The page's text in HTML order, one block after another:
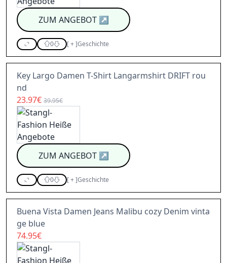
ZUM ANGEBOT↗
0 [+]Geschichte
Key Largo Damen T-Shirt Langarmshirt DRIFT rou
nd
23.97€ 39.95€
ZUM ANGEBOT↗
0 [+]Geschichte
Buena Vista Damen Jeans Malibu cozy Denim vinta
ge blue
74.95€